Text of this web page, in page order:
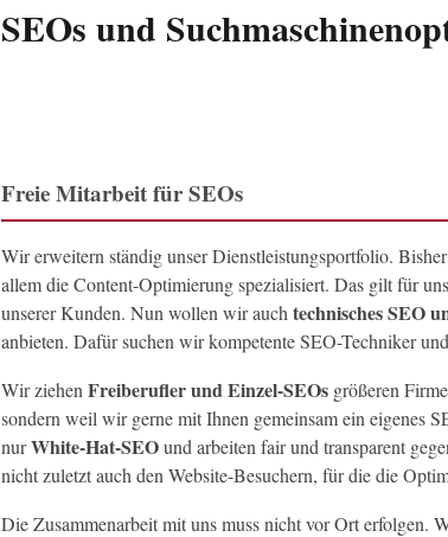
SEOs und
Freie Mitarbeit für SEOs
Wir erweitern ständig unser Dienstleistungsportfolio.
allem die Content-Optimierung spezialisiert. Das gilt für
unserer Kunden. Nun wollen wir auch technisches SEO
anbieten. Dafür suchen wir kompetente SEO-Techniker
Wir ziehen Freiberufler und Einzel-SEOs größeren
sondern weil wir gerne mit Ihnen gemeinsam ein eigenes
nurWhite-Hat-SEOund arbeiten fair und transparent
nicht zuletzt auch den Website-Besuchern, für die die
Die Zusammenarbeit mit uns muss nicht vor Ort erfolgen.